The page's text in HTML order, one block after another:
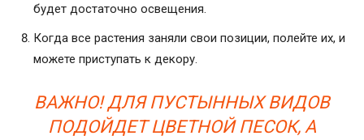
будет достаточно освещения.
Когда все растения заняли свои позиции, полейте их, и
можете приступать к декору.
ВАЖНО! ДЛЯ ПУСТЫННЫХ ВИДОВ
ПОДОЙДЕТ ЦВЕТНОЙ ПЕСОК, А